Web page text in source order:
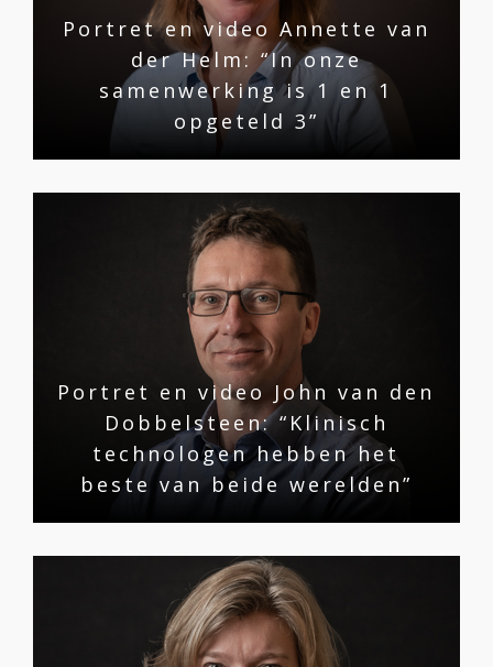
Portret en video Annette van
der Helm: “In onze
samenwerking is 1 en 1
opgeteld 3”
Portret en video John van den
Dobbelsteen: “Klinisch
technologen hebben het
beste van beide werelden”